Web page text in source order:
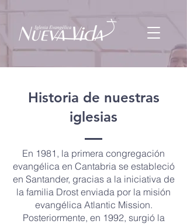
Historia de nuestras
iglesias
En 1981, la primera congregación
evangélica en Cantabria se estableció
en Santander, gracias a la iniciativa de
la familia Drost enviada por la misión
evangélica Atlantic Mission.
Posteriormente, en 1992, surgió la